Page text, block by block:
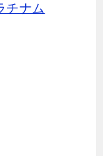
チナム